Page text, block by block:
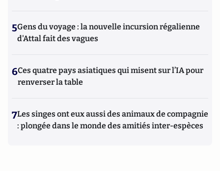
5Gens du voyage : la nouvelle incursion régalienne
d'Attal fait des vagues
6Ces quatre pays asiatiques qui misent sur l’IA pour
renverser la table
7Les singes ont eux aussi des animaux de compagnie
: plongée dans le monde des amitiés inter-espèces